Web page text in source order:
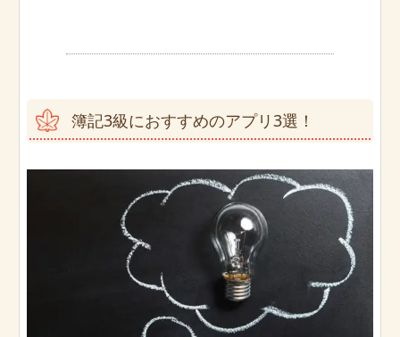
簿記3級におすすめのアプリ3選！